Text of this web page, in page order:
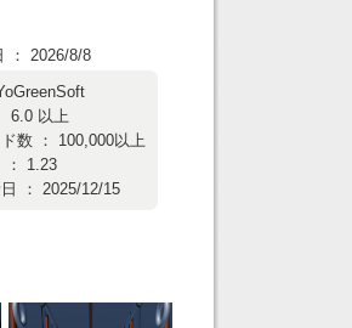
2026/8/8
6.0 以上
数 ： 100,000以上
： 1.23
： 2025/12/15